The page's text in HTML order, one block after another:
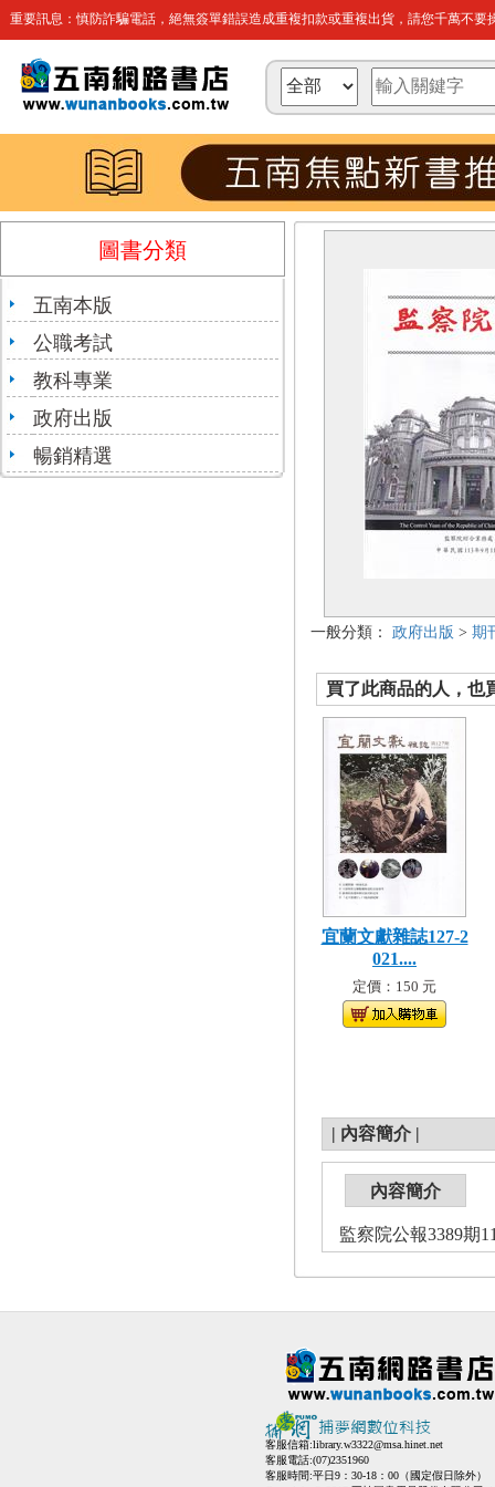
重要訊息：慎防詐騙電話，絕無簽單錯誤造成重複扣款或重複出貨，請您千萬不要
圖書分類
五南本版
公職考試
教科專業
政府出版
暢銷精選
一般分類： 政府出版 > 期
買了此商品的人，也
宜蘭文獻雜誌127-2
021....
定價：150 元
| 內容簡介 |
內容簡介
監察院公報3389期
客服信箱:library.w3322@msa.hinet.net
客服電話:(07)2351960
客服時間:平日9：30-18：00（國定假日除外）